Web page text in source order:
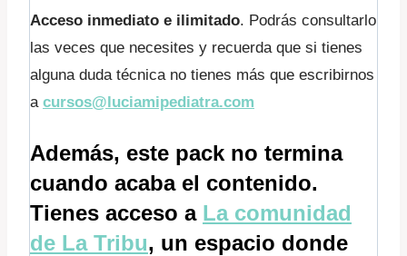
Acceso inmediato e ilimitado. Podrás consultarlo
las veces que necesites y recuerda que si tienes
alguna duda técnica no tienes más que escribirnos
a cursos@luciamipediatra.com
Además, este pack no termina
cuando acaba el contenido.
Tienes acceso a La comunidad
de La Tribu, un espacio donde